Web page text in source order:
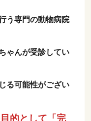
う専門の動物病院
ゃんが受診してい
る可能性がござい
的として「完